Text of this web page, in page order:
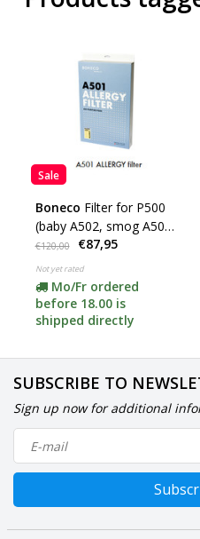
Sale
Boneco Filter for P500
(baby A502, smog A503
or allergy A501 click
here)
€120,00 €87,95
Not yet rated
Mo/Fr ordered
before 18.00 is
shipped directly
SUBSCRIBE TO
Sign up now for additional